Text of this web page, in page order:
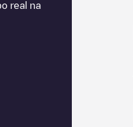
real na